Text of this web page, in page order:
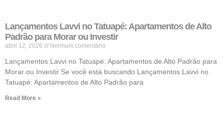
Lançamentos Lavvi no Tatuapé: Apartamentos de Alto
Padrão para Morar ou Investir
abril 12, 2026 Nenhum comentário
Lançamentos Lavvi no Tatuapé: Apartamentos de Alto Padrão para
Morar ou Investir Se você está buscando Lançamentos Lavvi no
Tatuapé: Apartamentos de Alto Padrão para
Read More »